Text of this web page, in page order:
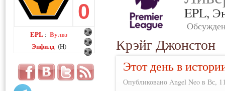
0
EPL : Вулвз
Энфилд (H)
EPL,
Крэйг Джонстон
Этот день в
Опубликовано Angel Neo в Вс,